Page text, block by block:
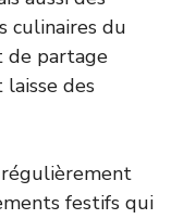
culinaires du
de partage
des
régulièrement
festifs qui